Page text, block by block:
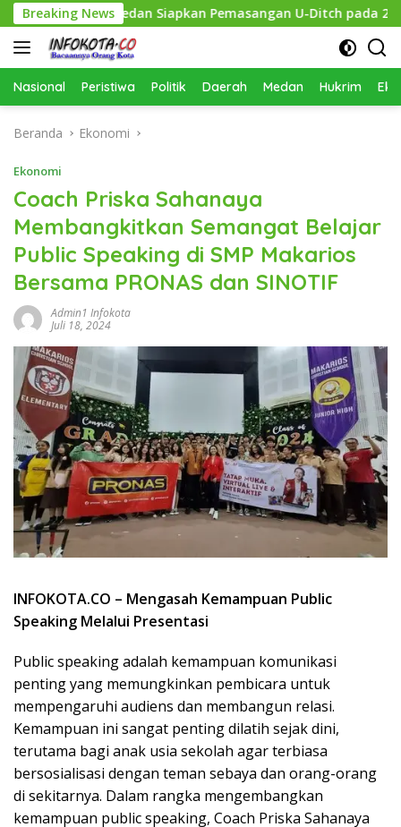
Langsung
ke
konten
Breaking News
Medan Siapkan Pemasangan U-Ditch pada 2027
Nasional Peristiwa Politik Daerah Medan Hukrim
Beranda Ekonomi
Ekonomi
Coach Priska Sahanaya
Membangkitkan Semangat Belajar
Public Speaking di SMP Makarios
Bersama PRONAS dan SINOTIF
Admin1 Infokota
Juli 18, 2024
INFOKOTA.CO – Mengasah Kemampuan Public
Speaking Melalui Presentasi
Public speaking adalah kemampuan komunikasi
penting yang memungkinkan pembicara untuk
mempengaruhi audiens dan membangun relasi.
Kemampuan ini sangat penting dilatih sejak dini,
terutama bagi anak usia sekolah agar terbiasa
bersosialisasi dengan teman sebaya dan orang-orang
di sekitarnya. Dalam rangka mengembangkan
kemampuan public speaking, Coach Priska Sahanaya